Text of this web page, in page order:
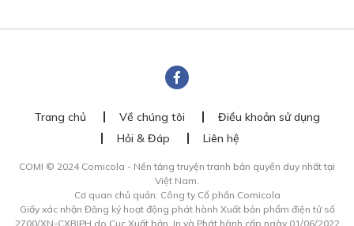
Trang chủ Về chúng tôi
Điều khoản sử dụng
Hỏi & Đáp
Liên hệ
COMI © 2024 Comicola - Nền tảng truyện tranh bản quyền duy nhất tại
Việt Nam.
Cơ quan chủ quản: Công ty Cổ phần Comicola
Giấy xác nhận Đăng ký hoạt động phát hành Xuất bản phẩm điện tử số
2700/XN-CXBIPH do Cục Xuất bản, In và Phát hành cấp ngày 01/06/2022